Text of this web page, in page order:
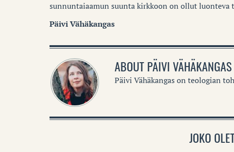
sunnuntaiaamun suunta kirkkoon on ollut luonteva
Päivi Vähäkangas
ABOUTPÄIVI VÄHÄKANGAS
Päivi Vähäkangas on teologian
JOKO